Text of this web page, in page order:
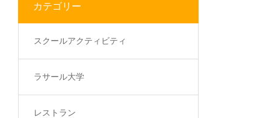
カテゴリー
スクールアクティビティ
ラサール大学
レストラン